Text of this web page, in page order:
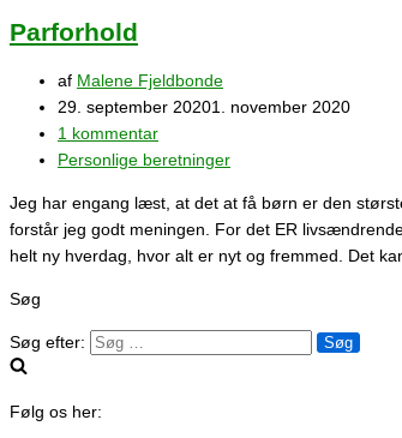
Parforhold
af Malene Fjeldbonde
29. september 20201. november 2020
1 kommentar
Personlige beretninger
Jeg har engang læst, at det at få børn er den
forstår jeg godt meningen. For det ER
helt ny hverdag, hvor alt er nyt og fremmed. Det
Søg
Søg efter:
Følg os her: